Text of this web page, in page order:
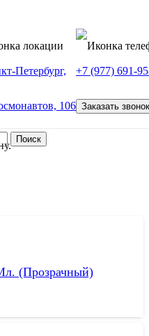
Петербург,
106
+7 (977) 691-
Заказать звонок
(прозрачный)